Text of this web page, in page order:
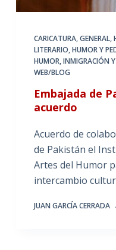
CARICATURA,GENERAL,
LITERARIO,HUMOR Y
HUMOR, INMIGRACIÓN
WEB/BLOG
Embajada de
acuerdo
Acuerdo de
de Pakistán el
Artes del Humor
intercambio
JUAN GARCÍA CERRADA